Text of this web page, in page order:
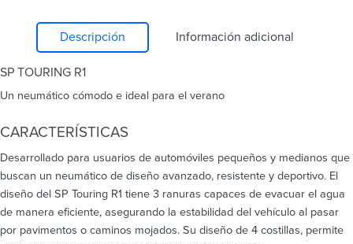
Descripción Información adicional
SP TOURING R1
Un neumático cómodo e ideal para el verano
CARACTERÍSTICAS
Desarrollado para usuarios de automóviles pequeños y medianos que
buscan un neumático de diseño avanzado, resistente y deportivo. El
diseño del SP Touring R1 tiene 3 ranuras capaces de evacuar el agua
de manera eficiente, asegurando la estabilidad del vehículo al pasar
por pavimentos o caminos mojados. Su diseño de 4 costillas, permite